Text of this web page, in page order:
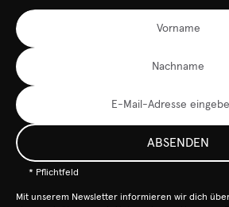
ABSENDEN
* Pflichtfeld
Mit unserem Newsletter informieren wir dich